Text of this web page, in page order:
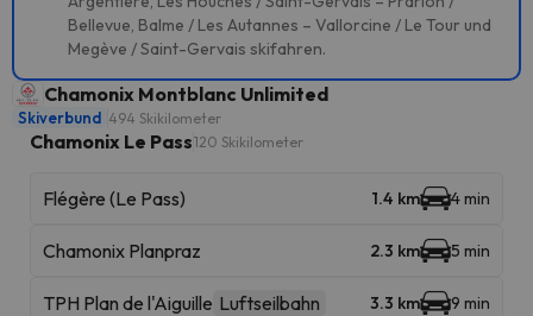
Bellevue, Balme / Les Autannes – Vallorcine / Le Tour und
Megève / Saint-Gervais skifahren.
Chamonix Montblanc Unlimited
Skiverbund 494 Skikilometer
Chamonix Le Pass120 Skikilometer
Flégère (Le Pass) 1.4 km 4 min
Chamonix Planpraz 2.3 km 5 min
TPH Plan de l'Aiguille Luftseilbahn 3.3 km 9 min